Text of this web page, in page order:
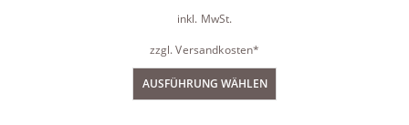
inkl. MwSt.
zzgl.Versandkosten*
AUSFÜHRUNG WÄHLEN